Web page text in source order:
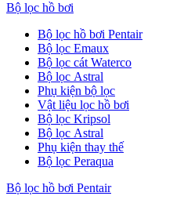
Bộ lọc hồ bơi
Bộ lọc hồ bơi Pentair
Bộ lọc Emaux
Bộ lọc cát Waterco
Bộ lọc Astral
Phụ kiện bộ lọc
Vật liệu lọc hồ bơi
Bộ lọc Kripsol
Bộ lọc Astral
Phụ kiện thay thế
Bộ lọc Peraqua
Bộ lọc hồ bơi Pentair